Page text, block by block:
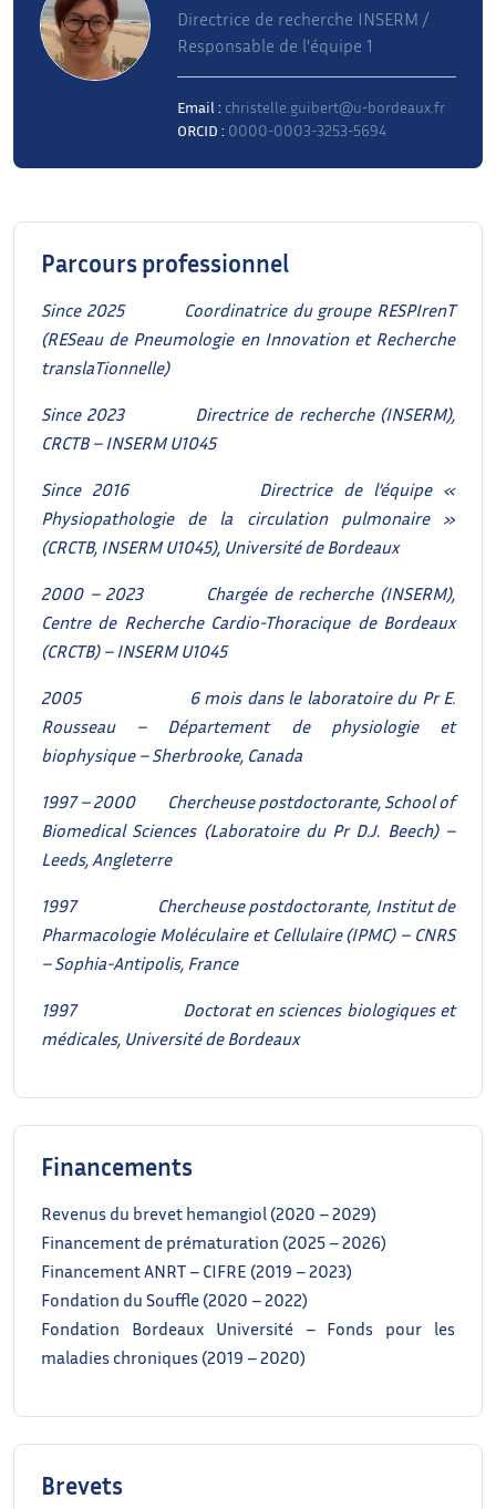
Directrice de recherche INSERM /
Responsable de l'équipe 1
Email : christelle.guibert@u-bordeaux.fr
ORCID : 0000-0003-3253-5694
Parcours professionnel
Since 2025 Coordinatrice du groupe RESPIrenT
(RESeau de Pneumologie en Innovation et Recherche
translaTionnelle)
Since 2023 Directrice de recherche (INSERM),
CRCTB – INSERM U1045
Since 2016 Directrice de l’équipe «
Physiopathologie de la circulation pulmonaire »
(CRCTB, INSERM U1045), Université de Bordeaux
2000 – 2023 Chargée de recherche (INSERM),
Centre de Recherche Cardio-Thoracique de Bordeaux
(CRCTB) – INSERM U1045
2005
6 mois dans le laboratoire du Pr E.
Rousseau – Département de physiologie et
biophysique – Sherbrooke, Canada
1997 – 2000
Chercheuse postdoctorante, School of
Biomedical Sciences (Laboratoire du Pr D.J. Beech) –
Leeds, Angleterre
1997 Chercheuse postdoctorante, Institut de
Pharmacologie Moléculaire et Cellulaire (IPMC) – CNRS
– Sophia-Antipolis, France
1997
Doctorat en sciences biologiques et
médicales, Université de Bordeaux
Financements
Revenus du brevet hemangiol (2020 – 2029)
Financement de prématuration (2025 – 2026)
Financement ANRT – CIFRE (2019 – 2023)
Fondation du Souffle (2020 – 2022)
Fondation Bordeaux Université – Fonds pour les
maladies chroniques (2019 – 2020)
Brevets